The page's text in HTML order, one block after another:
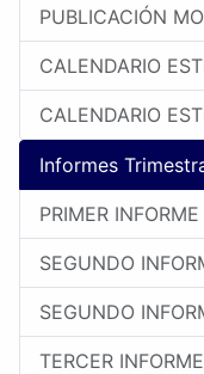
PUBLICACIÓN
CALENDARIO
CALENDARIO
Informes
PRIMER
SEGUNDO
SEGUNDO
TERCER